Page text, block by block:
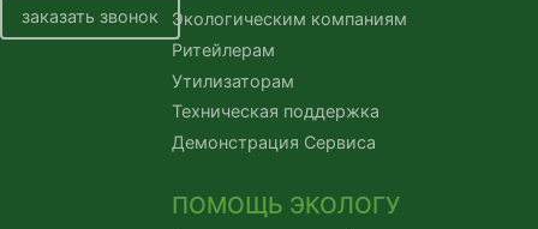
заказать звонок
Экологическим компаниям
Ритейлерам
Утилизаторам
Техническая поддержка
Демонстрация Сервиса
ПОМОЩЬ ЭКОЛОГУ